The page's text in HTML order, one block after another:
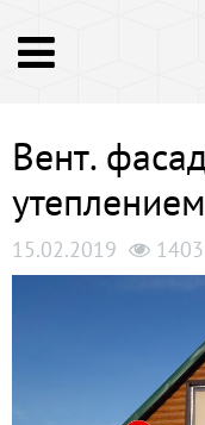
Вент.
утеплением
15.02.2019 1403